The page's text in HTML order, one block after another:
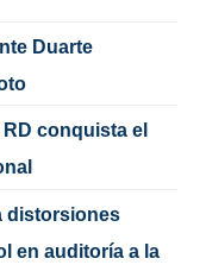
Duarte
conquista el
distorsiones
en auditoría a la